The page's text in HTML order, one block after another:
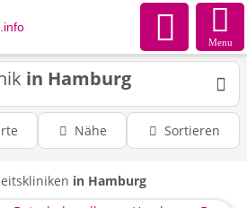
Menu
in Hamburg
Nähe Sortieren
in Hamburg